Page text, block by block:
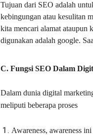
Tujuan dari SEO adalah
kebingungan atau kesulitan
kita mencari alamat ataupun
digunakan adalah google.
C. Fungsi SEO Dalam
Dalam dunia digital
meliputi beberapa proses
Awareness, awareness